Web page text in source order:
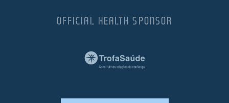
OFFICIAL HEALTH SPONSOR